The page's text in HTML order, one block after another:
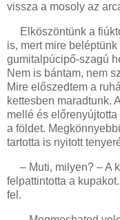
vissza a mosoly az
Elköszöntünk a
is, mert mire
gumitalpúcipő-szagú
Nem is bántam, nem
Mire előszedtem a
kettesben maradtunk.
mellé és
a földet.
tartotta is nyitott
– Muti, milyen? – A
felpattintotta a
fel.